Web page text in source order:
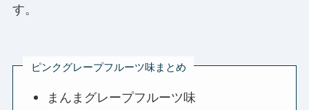
す。
ピンクグレープフルーツ味まとめ
まんまグレープフルーツ味